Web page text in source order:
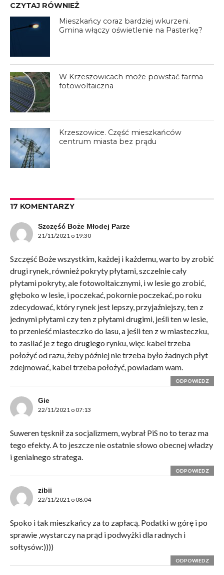
CZYTAJ RÓWNIEŻ
Mieszkańcy coraz bardziej wkurzeni.
Gmina włączy oświetlenie na Pasterkę?
W Krzeszowicach może powstać farma
fotowoltaiczna
Krzeszowice. Część mieszkańców
centrum miasta bez prądu
17 KOMENTARZY
Szczęść Boże Młodej Parze
21/11/2021 o 19:30
Szczęść Boże wszystkim, każdej i każdemu, warto by zrobić
drugi rynek, również pokryty płytami, szczelnie cały
płytami pokryty, ale fotowoltaicznymi, i w lesie go zrobić,
głęboko w lesie, i poczekać, pokornie poczekać, po roku
zdecydować, który rynek jest lepszy, przyjaźniejszy, ten z
jednymi płytami czy ten z płytami drugimi, jeśli ten w lesie,
to przenieść miasteczko do lasu, a jeśli ten z w miasteczku,
to zasilać je z tego drugiego rynku, więc kabel trzeba
położyć od razu, żeby później nie trzeba było żadnych płyt
zdejmować, kabel trzeba położyć, powiadam wam.
ODPOWIEDZ
Gie
22/11/2021 o 07:13
Suweren tęsknił za socjalizmem, wybrał PiS no to teraz ma
tego efekty. A to jeszcze nie ostatnie słowo obecnej władzy
i genialnego stratega.
ODPOWIEDZ
zibii
22/11/2021 o 08:04
Spoko i tak mieszkańcy za to zapłacą. Podatki w górę i po
sprawie ,wystarczy na prąd i podwyżki dla radnych i
sołtysów:))))
ODPOWIEDZ